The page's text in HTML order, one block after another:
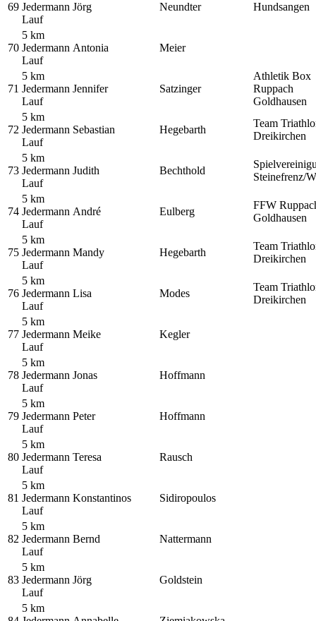
69 Jedermann
Lauf
Jörg Neundter Hundsangen
70
5 km
Jedermann
Lauf
Antonia Meier
71
5 km
Jedermann
Lauf
Jennifer Satzinger
Athletik Box
Ruppach
Goldhausen
72
5 km
Jedermann
Lauf
Sebastian Hegebarth
Team
Dreikirchen
73
5 km
Jedermann
Lauf
Judith Bechthold
Steinefrenz/
74
5 km
Jedermann
Lauf
André Eulberg
FFW
Goldhausen
75
5 km
Jedermann
Lauf
Mandy Hegebarth
Team
Dreikirchen
76
5 km
Jedermann
Lauf
Lisa Modes
Team
Dreikirchen
77
5 km
Jedermann
Lauf
Meike Kegler
78
5 km
Jedermann
Lauf
Jonas Hoffmann
79
5 km
Jedermann
Lauf
Peter Hoffmann
80
5 km
Jedermann
Lauf
Teresa Rausch
81
5 km
Jedermann
Lauf
Konstantinos Sidiropoulos
82
5 km
Jedermann
Lauf
Bernd Nattermann
83
5 km
Jedermann
Lauf
Jörg Goldstein
5 km